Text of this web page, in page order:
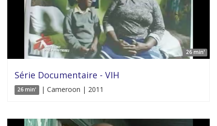
26 min'
Série Documentaire - VIH
26 min' | Cameroon | 2011